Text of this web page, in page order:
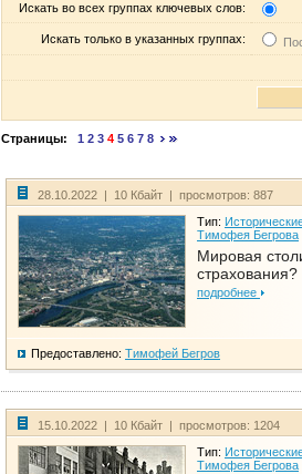
Искать во всех группах ключевых слов:
Искать только в указанных группах:
Страницы: 1 2 3 4 5 6 7 8
28.10.2022 | 10 Кбайт | просмотров: 887
Тип:
Тимофея Бегрова
Мировая
страхования?
подробнее
Предоставлено: Тимофей Бегров
15.10.2022 | 10 Кбайт | просмотров: 1204
Тип:
Тимофея Бегрова